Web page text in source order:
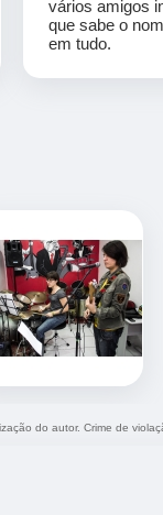
vários amigos
que sabe o
em tudo.
do autor. Crime de